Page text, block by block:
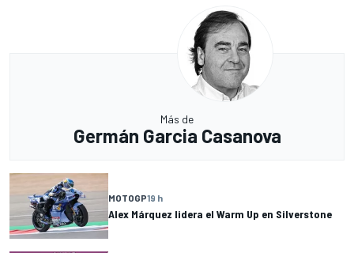
Más de
Germán Garcia Casanova
MOTOGP19 h
Alex Márquez lidera el Warm Up en Silverstone